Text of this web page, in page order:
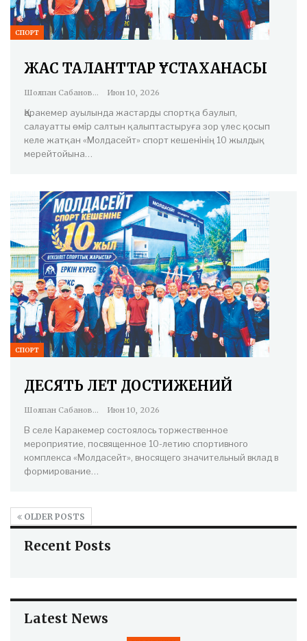
СПОРТ
ЖАС ТАЛАНТТАР ҰСТАХАНАСЫ
Шолпан Сабанова Июн 10, 2026
Қаракемер ауылында жастарды спортқа баулып,
салауатты өмір салтын қалыптастыруға зор үлес қосып
келе жатқан «Молдасейт» спорт кешенінің 10 жылдық
мерейтойына…
СПОРТ
ДЕСЯТЬ ЛЕТ ДОСТИЖЕНИЙ
Шолпан Сабанова Июн 10, 2026
В селе Каракемер состоялось торжественное
мероприятие, посвященное 10-летию спортивного
комплекса «Молдасейт», вносящего значительный вклад в
формирование…
OLDER POSTS
Recent Posts
Latest News